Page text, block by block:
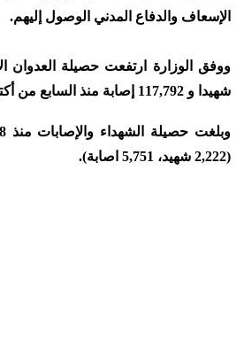
الإسعاف والدفاع المدني الوصول إليهم.
شهيدا و 117,792 إصابة منذ السابع من أكتوبر للعام 2023.
(2,222 شهيد، 5,751 اصابة).